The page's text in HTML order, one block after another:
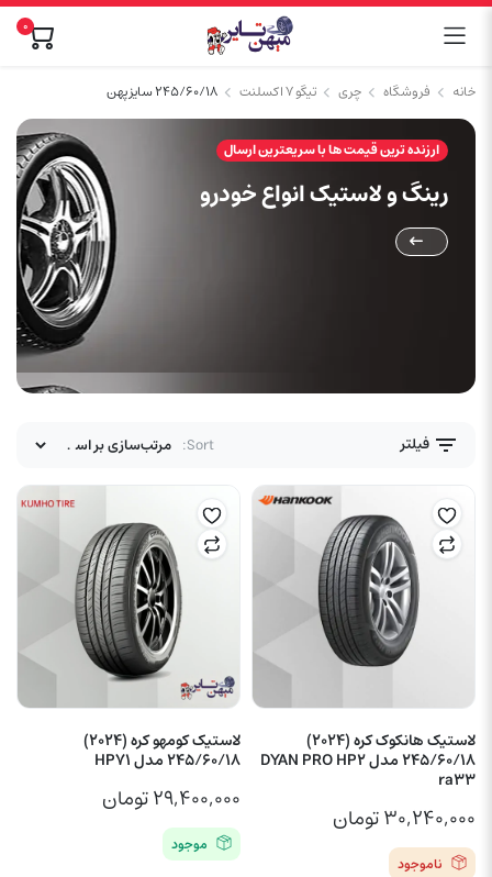
۰
خانه فروشگاه چری تیگو ۷ اکسلنت ۲۴۵/۶۰/۱۸ سایز پهن
ارزنده ترین قیمت ها با سریعترین ارسال
رینگ و لاستیک انواع خودرو
فیلتر Sort:
لاستیک هانکوک کره (2024)
245/60/18 مدل DYAN PRO HP2
ra33
۳۰,۲۴۰,۰۰۰تومان
ناموجود
لاستیک کومهو کره (2024)
245/60/18 مدل HP71
۲۹,۴۰۰,۰۰۰تومان
موجود